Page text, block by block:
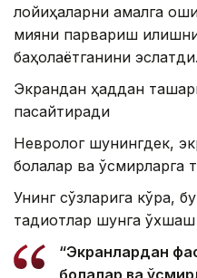
лойиҳаларни амалга
мияни парвариш
баҳолаётганини эслатди.
Экрандан ҳаддан
пасайтиради
Невролог шунингдек,
болалар ва ўсмирларга
Унинг сўзларига кўра,
тадқиқотлар шунга
“Экранлардан